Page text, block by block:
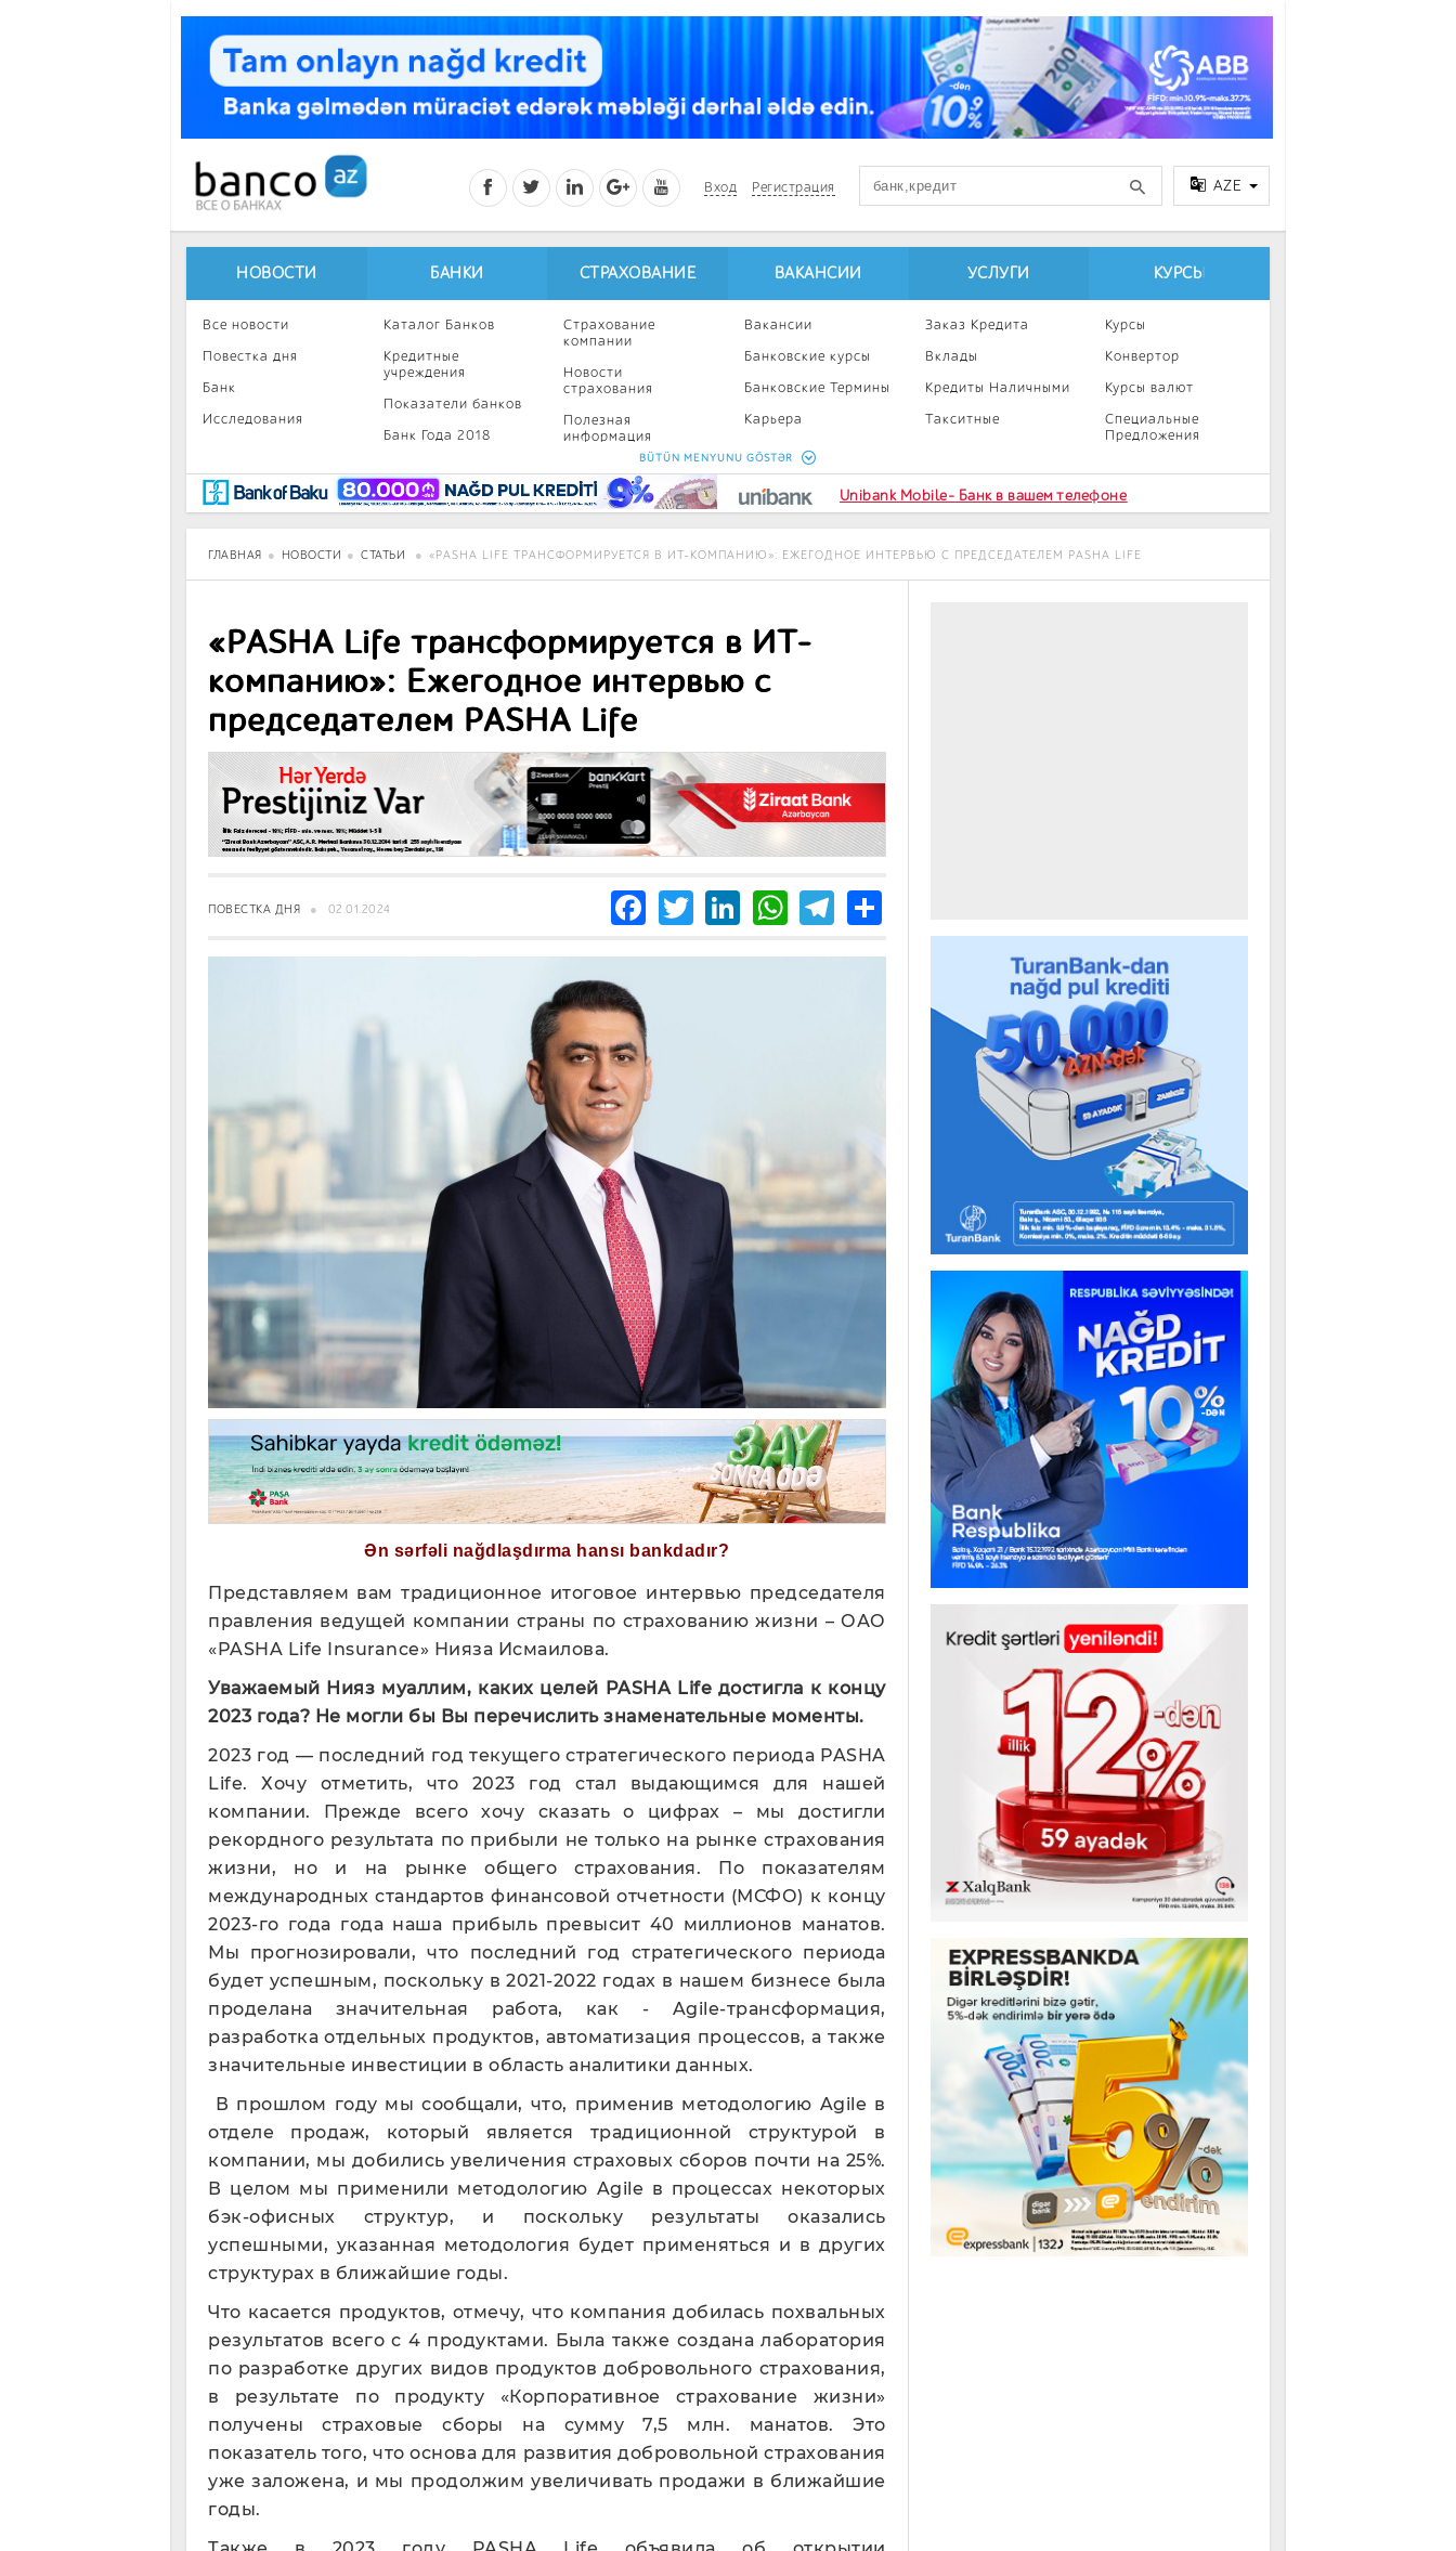
Вход Регистрация AZE
НОВОСТИ
Все новости
Повестка дня
Банк
Исследования
Инвестиции
BancoTV
БАНКИ
Каталог Банков
Кредитные
учреждения
Показатели банков
Банк Года 2018
СТРАХОВАНИЕ
Страхование
компании
Новости
страхования
Полезная
информация
калькулятор
ВАКАНСИИ
Вакансии
Банковские курсы
Банковские Термины
Карьера
Профессиональное
развитие
УСЛУГИ
Заказ Кредита
Вклады
Кредиты Наличными
Такситные
КУРСЫ
Курсы
Конвертор
Курсы валют
Специальные
Предложения
BÜTÜN MENYUNU GÖSTƏR
Unibank Mobile- Банк в вашем телефоне
ГЛАВНАЯ НОВОСТИ СТАТЬИ «PASHA LIFE ТРАНСФОРМИРУЕТСЯ В ИТ-КОМПАНИЮ»: ЕЖЕГОДНОЕ ИНТЕРВЬЮ С ПРЕДСЕДАТЕЛЕМ PASHA LIFE
«PASHA Life трансформируется в ИТ-
компанию»: Ежегодное интервью с
председателем PASHA Life
ПОВЕСТКА ДНЯ 02.01.2024 Facebook
TwitterLinkedIn
WhatsApp
Telegram
Share
Ən sərfəli nağdlaşdırma hansı bankdadır?
Представляем вам традиционное итоговое интервью председателя
правления ведущей компании страны по страхованию жизни – ОАО
«PASHA Life Insurance» Нияза Исмаилова.
Уважаемый Нияз муаллим, каких целей PASHA Life достигла к концу
2023 года? Не могли бы Вы перечислить знаменательные моменты.
2023 год — последний год текущего стратегического периода PASHA
Life. Хочу отметить, что 2023 год стал выдающимся для нашей
компании. Прежде всего хочу сказать о цифрах – мы достигли
рекордного результата по прибыли не только на рынке страхования
жизни, но и на рынке общего страхования. По показателям
международных стандартов финансовой отчетности (МСФО) к концу
2023-го года года наша прибыль превысит 40 миллионов манатов.
Мы прогнозировали, что последний год стратегического периода
будет успешным, поскольку в 2021-2022 годах в нашем бизнесе была
проделана значительная работа, как - Agile-трансформация,
разработка отдельных продуктов, автоматизация процессов, а также
значительные инвестиции в область аналитики данных.
В прошлом году мы сообщали, что, применив методологию Agile в
отделе продаж, который является традиционной структурой в
компании, мы добились увеличения страховых сборов почти на 25%.
В целом мы применили методологию Agile в процессах некоторых
бэк-офисных структур, и поскольку результаты оказались
успешными, указанная методология будет применяться и в других
структурах в ближайшие годы.
Что касается продуктов, отмечу, что компания добилась похвальных
результатов всего с 4 продуктами. Была также создана лаборатория
по разработке других видов продуктов добровольного страхования,
в результате по продукту «Корпоративное страхование жизни»
получены страховые сборы на сумму 7,5 млн. манатов. Это
показатель того, что основа для развития добровольной страхования
уже заложена, и мы продолжим увеличивать продажи в ближайшие
годы.